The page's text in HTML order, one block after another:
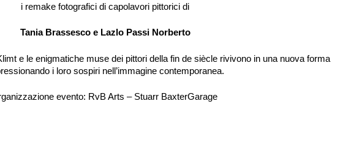
i remake fotografici di capolavori pittorici di
Tania Brassesco e Lazlo Passi Norberto
e le enigmatiche muse dei pittori della fin de siècle rivivono in una nuova forma
i loro sospiri nell’immagine contemporanea.
evento: RvB Arts – Stuarr BaxterGarage